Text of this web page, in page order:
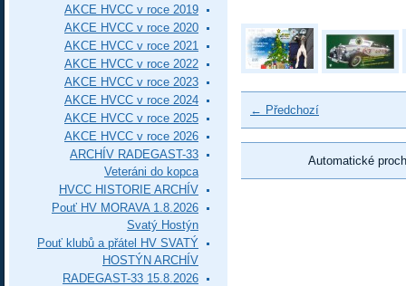
← Předchozí
Automatické
AKCE HVCC v roce 2019
AKCE HVCC v roce 2020
AKCE HVCC v roce 2021
AKCE HVCC v roce 2022
AKCE HVCC v roce 2023
AKCE HVCC v roce 2024
AKCE HVCC v roce 2025
AKCE HVCC v roce 2026
ARCHÍV RADEGAST-33
Veteráni do kopca
HVCC HISTORIE ARCHÍV
Pouť HV MORAVA 1.8.2026
Svatý Hostýn
Pouť klubů a přátel HV SVATÝ
HOSTÝN ARCHÍV
RADEGAST-33 15.8.2026